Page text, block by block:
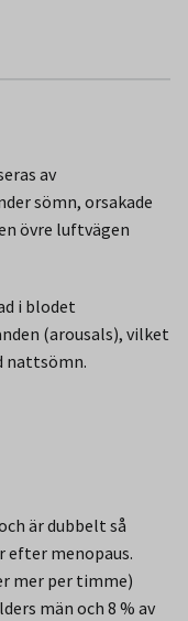
av
sömn, orsakade
övre luftvägen
i blodet
(arousals), vilket
nattsömn.
är dubbelt så
efter menopaus.
mer per timme)
män och 8 % av